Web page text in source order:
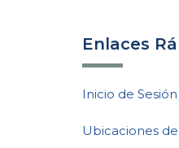
Enlaces
Inicio de
Ubicaciones